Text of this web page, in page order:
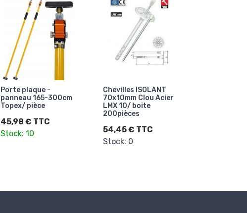
Porte plaque -
panneau 165-300cm
Topex/ pièce
45,98 € TTC
Stock: 10
Chevilles ISOLANT
70x10mm Clou Acier
LMX 10/ boite
200pièces
54,45 € TTC
Stock: 0